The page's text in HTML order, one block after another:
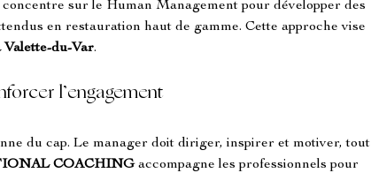
sur le Human Management pour développer des
en restauration haut de gamme. Cette approche vise
Valette-du-Var.
l’engagement
du cap. Le manager doit diriger, inspirer et motiver, tout
COACHING accompagne les professionnels pour